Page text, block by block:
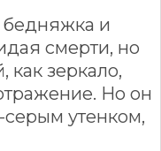
и
смерти, но
как зеркало,
Но он
утенком,